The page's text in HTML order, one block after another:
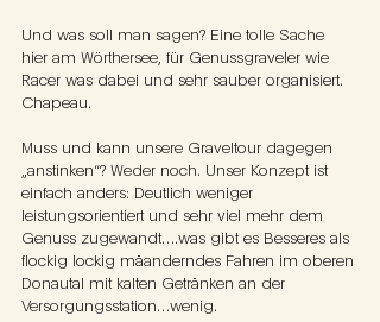
Und was soll man sagen? Eine tolle Sache
hier am Wörthersee, für Genussgraveler wie
Racer was dabei und sehr sauber organisiert.
Chapeau.
Muss und kann unsere Graveltour dagegen
„anstinken“? Weder noch. Unser Konzept ist
einfach anders: Deutlich weniger
leistungsorientiert und sehr viel mehr dem
Genuss zugewandt….was gibt es Besseres als
flockig lockig mäanderndes Fahren im oberen
Donautal mit kalten Getränken an der
Versorgungsstation…wenig.